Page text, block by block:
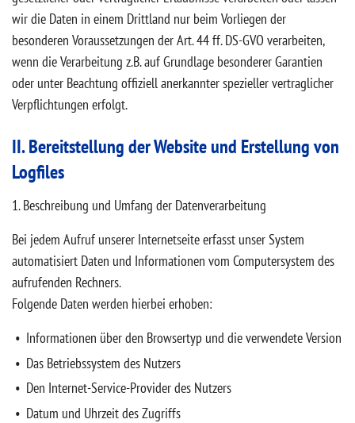
wir die Daten in einem Drittland nur beim Vorliegen der
besonderen Voraussetzungen der Art. 44 ff. DS-GVO verarbeiten,
wenn die Verarbeitung z.B. auf Grundlage besonderer Garantien
oder unter Beachtung offiziell anerkannter spezieller vertraglicher
Verpflichtungen erfolgt.
II. Bereitstellung der Website und Erstellung von
Logfiles
1. Beschreibung und Umfang der Datenverarbeitung
Bei jedem Aufruf unserer Internetseite erfasst unser System
automatisiert Daten und Informationen vom Computersystem des
aufrufenden Rechners.
Folgende Daten werden hierbei erhoben:
Informationen über den Browsertyp und die verwendete Version
Das Betriebssystem des Nutzers
Den Internet-Service-Provider des Nutzers
Datum und Uhrzeit des Zugriffs